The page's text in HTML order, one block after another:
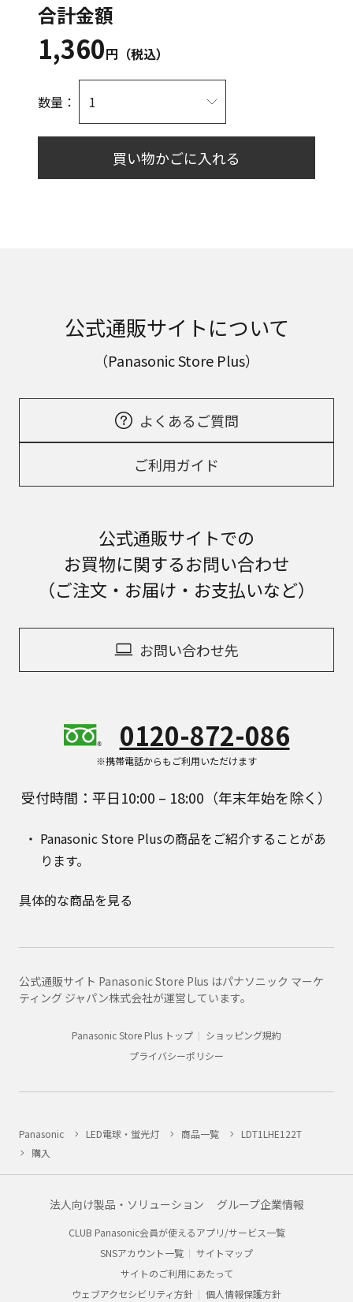
合計金額
1,360円（税込）
数量：
買い物かごに入れる
公式通販サイトについて
（Panasonic Store Plus）
よくあるご質問
ご利用ガイド
公式通販サイトでの
お買物に関するお問い合わせ
（ご注文・お届け・お支払いなど）
お問い合わせ先
0120-872-086
※携帯電話からもご利用いただけます
受付時間：平日10:00 – 18:00（年末年始を除く）
Panasonic Store Plusの商品をご紹介することがあ
ります。
具体的な商品を見る
公式通販サイト Panasonic Store Plus はパナソニック マーケ
ティング ジャパン株式会社が運営しています。
Panasonic Store Plus トップ
ショッピング規約
プライバシーポリシー
Panasonic LED電球・蛍光灯 商品一覧
LDT1LHE122T
購入
法人向け製品・ソリューション グループ企業情報
CLUB Panasonic会員が使えるアプリ/サービス一覧
SNSアカウント一覧
サイトマップ
サイトのご利用にあたって
ウェブアクセシビリティ方針
個人情報保護方針